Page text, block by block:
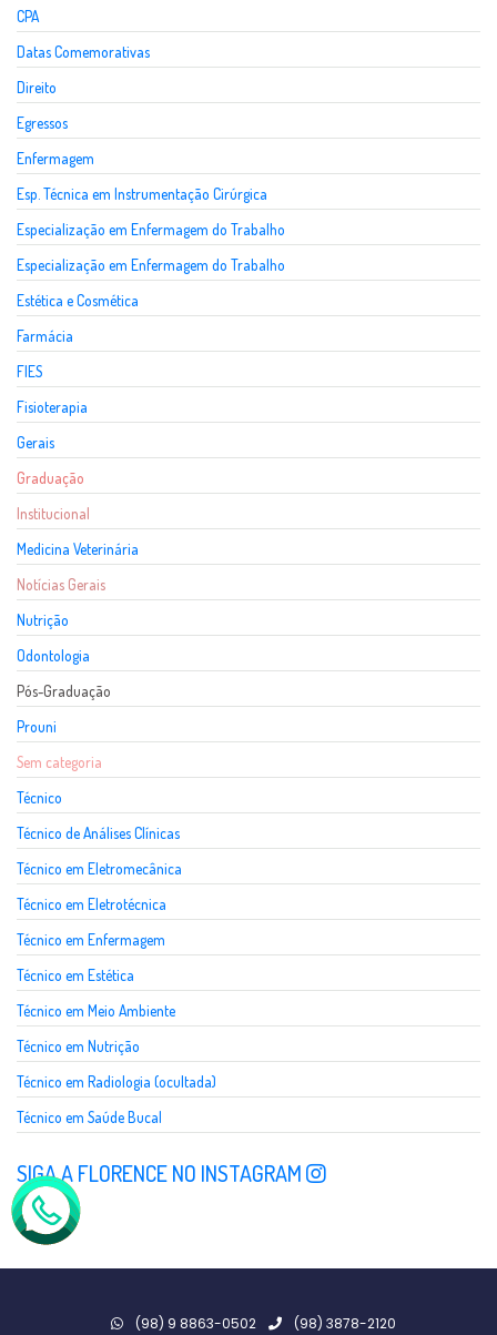
CPA
Datas Comemorativas
Direito
Egressos
Enfermagem
Esp. Técnica em Instrumentação Cirúrgica
Especialização em Enfermagem do Trabalho
Especialização em Enfermagem do Trabalho
Estética e Cosmética
Farmácia
FIES
Fisioterapia
Gerais
Graduação
Institucional
Medicina Veterinária
Notícias Gerais
Nutrição
Odontologia
Pós-Graduação
Prouni
Sem categoria
Técnico
Técnico de Análises Clínicas
Técnico em Eletromecânica
Técnico em Eletrotécnica
Técnico em Enfermagem
Técnico em Estética
Técnico em Meio Ambiente
Técnico em Nutrição
Técnico em Radiologia (ocultada)
Técnico em Saúde Bucal
SIGA A FLORENCE NO INSTAGRAM
(98) 9 8863-0502 (98) 3878-2120